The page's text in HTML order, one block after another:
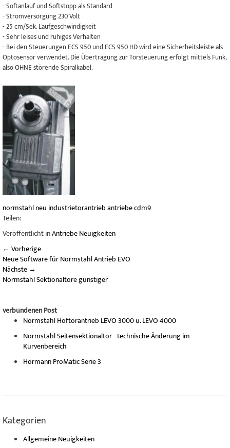
- Softanlauf und Softstopp als Standard
- Stromversorgung 230 Volt
- 25 cm/Sek. Laufgeschwindigkeit
- Sehr leises und ruhiges Verhalten
- Bei den Steuerungen ECS 950 und ECS 950 HD wird eine Sicherheitsleiste als
Optosensor verwendet. Die Übertragung zur Torsteuerung erfolgt mittels Funk,
also OHNE störende Spiralkabel.
normstahlneu industrietorantriebantriebecdm9
Teilen:
Veröffentlicht inAntriebe Neuigkeiten
← Vorherige
Neue Software für Normstahl Antrieb EVO
Nächste →
Normstahl Sektionaltore günstiger
verbundenen Post
Normstahl Hoftorantrieb LEVO 3000 u. LEVO 4000
Normstahl Seitensektionaltor - technische Änderung im
Kurvenbereich
Hörmann ProMatic Serie 3
Kategorien
Allgemeine Neuigkeiten